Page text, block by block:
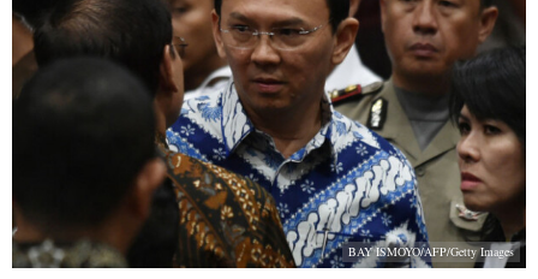
BAY ISMOYO/AFP/Getty Images